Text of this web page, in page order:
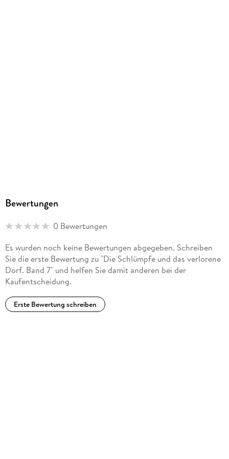
info@splitter-verlag.de
Bewertungen
0 Bewertungen
Es wurden noch keine Bewertungen abgegeben. Schreiben
Sie die erste Bewertung zu "Die Schlümpfe und das verlorene
Dorf. Band 7" und helfen Sie damit anderen bei der
Kaufentscheidung.
Erste Bewertung schreiben